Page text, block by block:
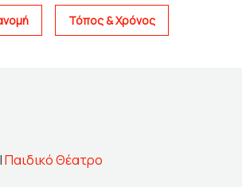
Τόπος & Χρόνος
|Παιδικό Θέατρο